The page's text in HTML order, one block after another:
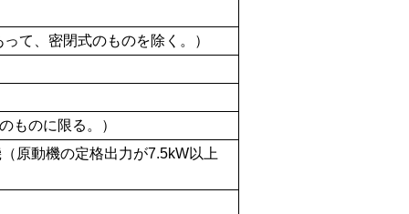
て、密閉式のものを除く。）
ものに限る。）
原動機の定格出力が7.5kW以上